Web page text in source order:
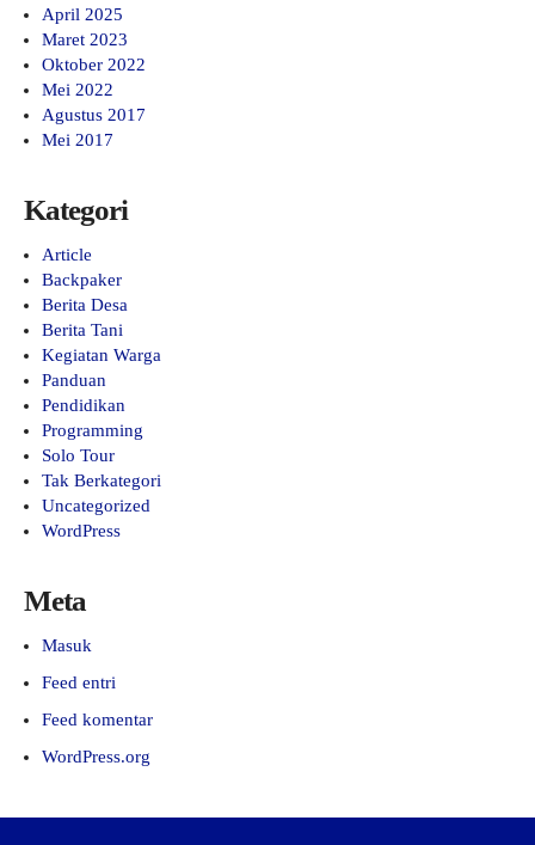
April 2025
Maret 2023
Oktober 2022
Mei 2022
Agustus 2017
Mei 2017
Kategori
Article
Backpaker
Berita Desa
Berita Tani
Kegiatan Warga
Panduan
Pendidikan
Programming
Solo Tour
Tak Berkategori
Uncategorized
WordPress
Meta
Masuk
Feed entri
Feed komentar
WordPress.org